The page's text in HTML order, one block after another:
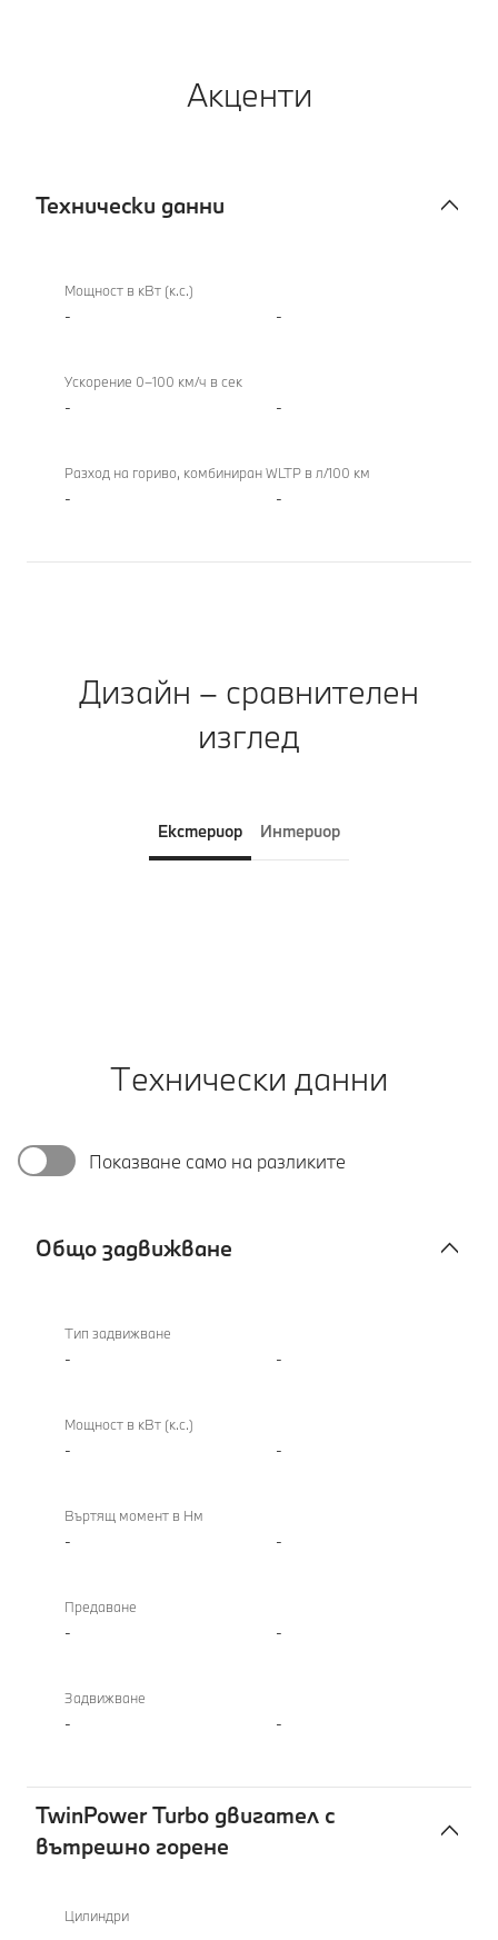
Акценти
Технически данни
данниМощност в кВт (к.с.)
- -
Ускорение 0–100 км/ч в сек
- -
Разход на гориво, комбиниран WLTP в л/100 км
- -
Дизайн – сравнителен
изглед
Екстериор Интериор
Технически данни
Показване само на разликите
Общо задвижване
задвижване
Тип задвижване
- -
Мощност в кВт (к.с.)
- -
Въртящ момент в Нм
- -
Предаване
- -
Задвижване
- -
TwinPower Turbo двигател с
вътрешно горене
TurboЦилиндри